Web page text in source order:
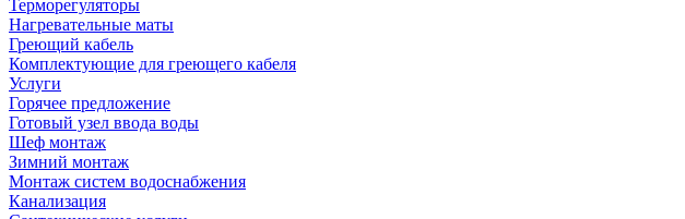
Терморегуляторы
Нагревательные маты
Греющий кабель
Комплектующие для греющего кабеля
Услуги
Горячее предложение
Готовый узел ввода воды
Шеф монтаж
Зимний монтаж
Монтаж систем водоснабжения
Канализация